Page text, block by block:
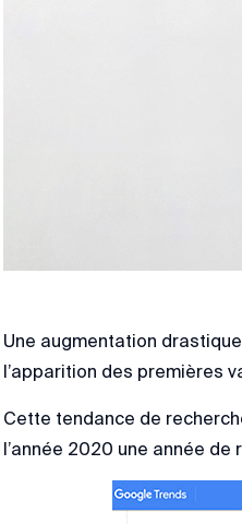
Une augmentation
l’apparition des premières
Cette tendance de
l’année 2020 une année